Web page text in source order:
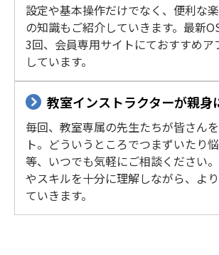
設定や基本操作だけでなく、便利な
の知識もご紹介していきます。最新
3回、会員専用サイトにておすすめア
しています。
教室インストラクターが親身
毎回、教室専属の先生たちが皆さん
ト。どういうところでつまずいたり
等、いつでも気軽にご相談ください
やスキルを十分に理解しながら、よ
ていきます。